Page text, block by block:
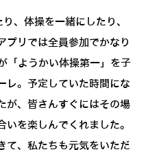
、体操を一緒にしたり、
プリでは全員参加でかなり
「ようかい体操第一」を子
レ。予定していた時間にな
が、皆さんすぐにはその場
を楽しんでくれました。
て、私たちも元気をいただ